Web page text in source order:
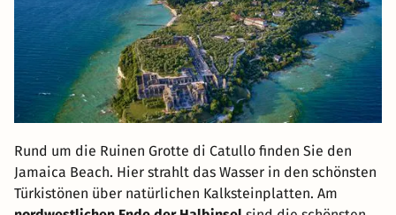
Rund um die Ruinen Grotte di Catullo finden Sie den
Jamaica Beach. Hier strahlt das Wasser in den schönsten
Türkistönen über natürlichen Kalksteinplatten. Am